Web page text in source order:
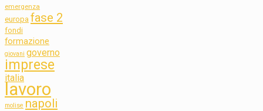
emergenza
europa fase 2
fondi
formazione
giovani governo
imprese
italia
lavoro
molise napoli